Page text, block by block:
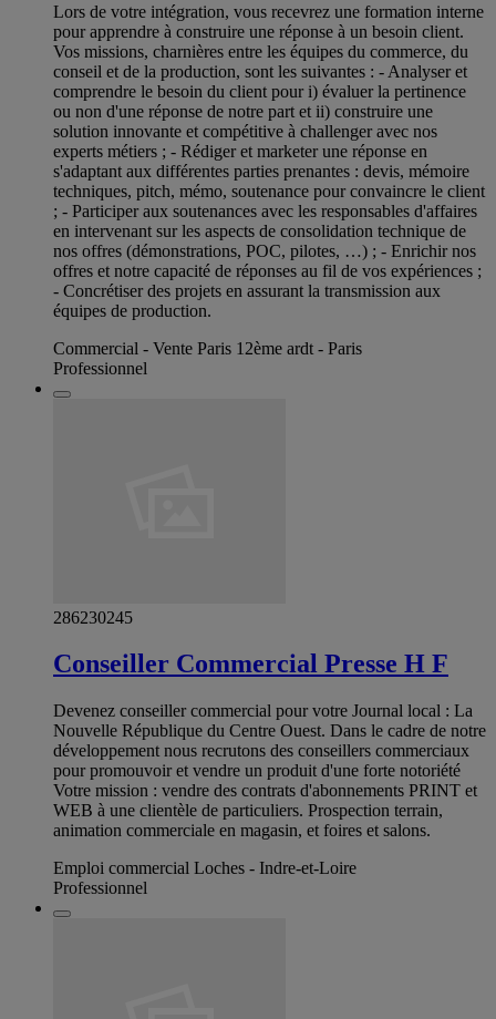
Lors de votre intégration, vous recevrez une formation interne
pour apprendre à construire une réponse à un besoin client.
Vos missions, charnières entre les équipes du commerce, du
conseil et de la production, sont les suivantes : - Analyser et
comprendre le besoin du client pour i) évaluer la pertinence
ou non d'une réponse de notre part et ii) construire une
solution innovante et compétitive à challenger avec nos
experts métiers ; - Rédiger et marketer une réponse en
s'adaptant aux différentes parties prenantes : devis, mémoire
techniques, pitch, mémo, soutenance pour convaincre le client
; - Participer aux soutenances avec les responsables d'affaires
en intervenant sur les aspects de consolidation technique de
nos offres (démonstrations, POC, pilotes, …) ; - Enrichir nos
offres et notre capacité de réponses au fil de vos expériences ;
- Concrétiser des projets en assurant la transmission aux
équipes de production.
Commercial - Vente Paris 12ème ardt - Paris
Professionnel
286230245
Conseiller Commercial Presse H F
Devenez conseiller commercial pour votre Journal local : La
Nouvelle République du Centre Ouest. Dans le cadre de notre
développement nous recrutons des conseillers commerciaux
pour promouvoir et vendre un produit d'une forte notoriété
Votre mission : vendre des contrats d'abonnements PRINT et
WEB à une clientèle de particuliers. Prospection terrain,
animation commerciale en magasin, et foires et salons.
Emploi commercial Loches - Indre-et-Loire
Professionnel